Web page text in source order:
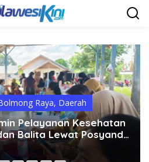
Raya, Daerah
Pelayanan Kesehatan
Balita Lewat Posyandu